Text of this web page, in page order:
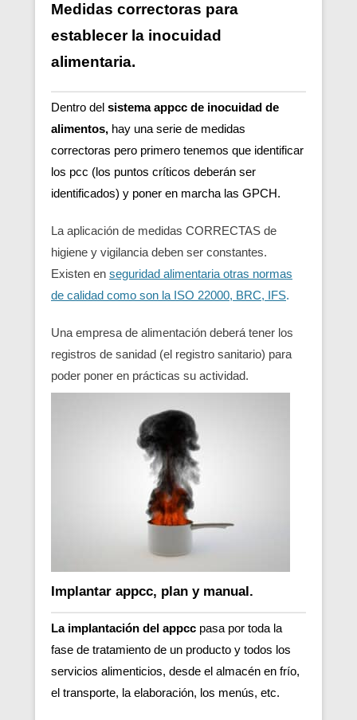
Medidas correctoras para
establecer la inocuidad
alimentaria.
Dentro del sistema appcc de inocuidad de
alimentos, hay una serie de medidas
correctoras pero primero tenemos que identificar
los pcc (los puntos críticos deberán ser
identificados) y poner en marcha las GPCH.
La aplicación de medidas CORRECTAS de
higiene y vigilancia deben ser constantes.
Existen en seguridad alimentaria otras normas
de calidad como son la ISO 22000, BRC, IFS.
Una empresa de alimentación deberá tener los
registros de sanidad (el registro sanitario) para
poder poner en prácticas su actividad.
Implantar appcc, plan y manual.
La implantación del appcc pasa por toda la
fase de tratamiento de un producto y todos los
servicios alimenticios, desde el almacén en frío,
el transporte, la elaboración, los menús, etc.